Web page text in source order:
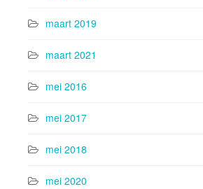
maart 2019
maart 2021
mei 2016
mei 2017
mei 2018
mei 2020